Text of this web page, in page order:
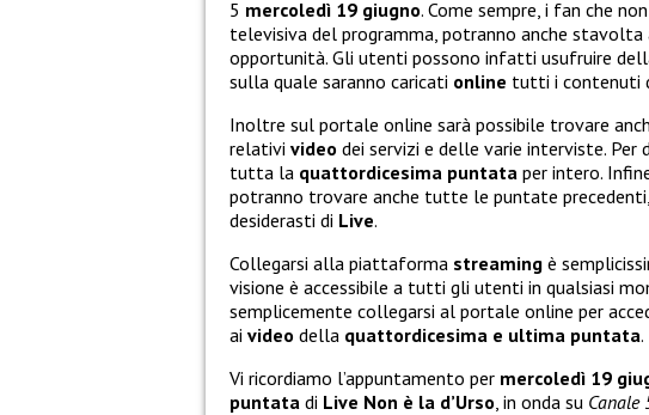
5 mercoledì 19 giugno. Come sempre, i fan che
televisiva del programma, potranno anche
opportunità. Gli utenti possono infatti usufruire
sulla quale saranno caricati online tutti i contenuti
Inoltre sul portale online sarà possibile trovare
relativi video dei servizi e delle varie interviste. Per
tutta la quattordicesima puntata per intero.
potranno trovare anche tutte le puntate
desiderasti di Live.
Collegarsi alla piattaforma streaming è
visione è accessibile a tutti gli utenti in qualsiasi
semplicemente collegarsi al portale online per
ai video della quattordicesima e ultima puntata.
Vi ricordiamo l’appuntamento per mercoledì 19
puntata di Live Non è la d’Urso , in onda su Canale